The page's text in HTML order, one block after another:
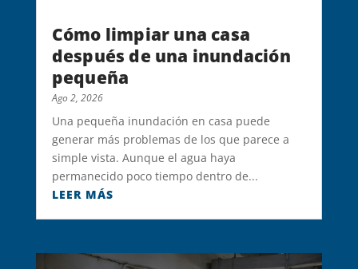
Cómo limpiar una casa
después de una inundación
pequeña
Ago 2, 2026
Una pequeña inundación en casa puede
generar más problemas de los que parece a
simple vista. Aunque el agua haya
permanecido poco tiempo dentro de...
LEER MÁS